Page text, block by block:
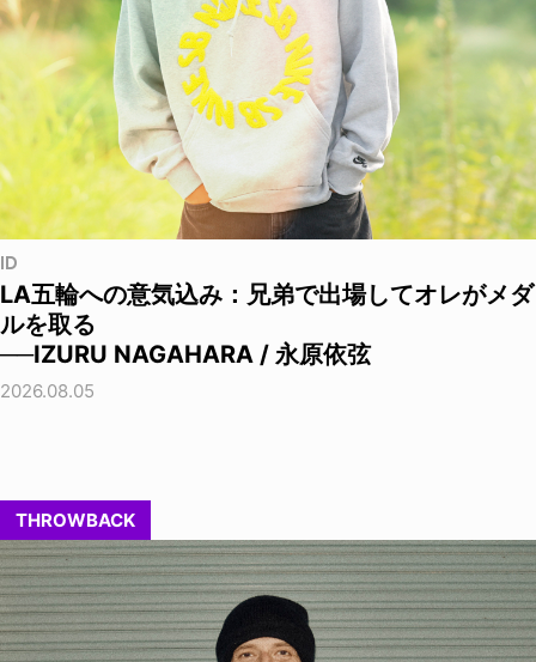
ID
LA五輪への意気込み：兄弟で出場してオレがメダ
ルを取る
──IZURU NAGAHARA / 永原依弦
2026.08.05
THROWBACK